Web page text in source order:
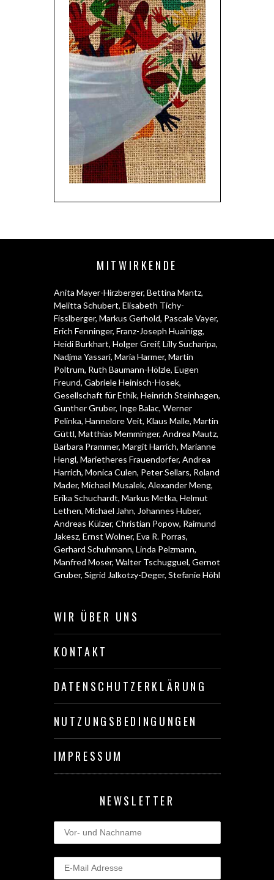
MITWIRKENDE
Anita Mayer-Hirzberger, Bettina Mantz,
Melitta Schubert, Elisabeth Tichy-
Fisslberger, Markus Gerhold, Pascale Vayer,
Erich Fenninger, Franz-Joseph Huainigg,
Heidi Burkhart, Holger Greif, Lilly Sucharipa,
Nadjma Yassari, Maria Harmer, Martin
Poltrum, Ruth Baumann-Hölzle, Eugen
Freund, Gabriele Heinisch-Hosek,
Gesellschaft für Ethik, Heinrich Steinhagen,
Gunther Gruber, Inge Balac, Werner
Pelinka, Hannelore Veit, Klaus Malle, Martin
Güttl, Matthias Memminger, Andrea Mautz,
Barbara Prammer, Margit Harrich, Marianne
Hengl, Marietheres Frauendorfer, Andrea
Harrich, Monica Culen, Peter Sellars, Roland
Mader, Michael Musalek, Alexander Meng,
Erika Schuchardt, Markus Metka, Helmut
Lethen, Michael Jahn, Johannes Huber,
Andreas Külzer, Christian Popow, Raimund
Jakesz, Ernst Wolner, Eva R. Porras,
Gerhard Schuhmann, Linda Pelzmann,
Manfred Moser, Walter Tschugguel, Gernot
Gruber, Sigrid Jalkotzy-Deger, Stefanie Höhl
WIR ÜBER UNS
KONTAKT
DATENSCHUTZERKLÄRUNG
NUTZUNGSBEDINGUNGEN
IMPRESSUM
NEWSLETTER